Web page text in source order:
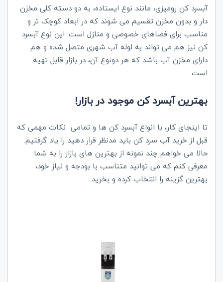
آبسرد کن رومیزی، مانند نوع ایستاده، به دو دسته کلی مخزن
دار و بدون مخزن تقسیم می شوند که در ابعاد کوچک تر و
مناسب برای فضاهای خصوصی و منازل است. این نوع آبسرد
کن نیز هم می تواند به لوله آب شهری متصل شده و هم
دارای مخزن آب باشد که هر دونوع آن، در بازار قابل تهیه
است.
بهترین آبسرد کن موجود در بازار!
تا اینجای کار، با انواع آبسرد کن ها و تمامی نکات مهمی که
قبل از خرید آب سرد کن باید مدنظر قرار دهید را یاد گرفتیم.
حالا می خواهم چند نمونه از بهترین های بازار را به شما
معرفی کنم که می توانید متناسب با بودجه و نیاز خود،
بهترین گزینه را انتخاب کرده و بخرید: